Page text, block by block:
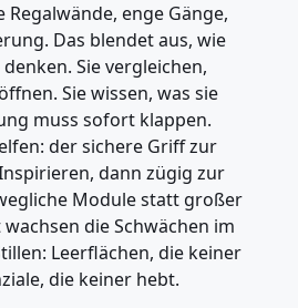
Regalwände, enge Gänge,
Das blendet aus, wie
Sie vergleichen,
Sie wissen, was sie
muss sofort klappen.
der sichere Griff zur
dann zügig zur
Module statt großer
die Schwächen im
Leerflächen, die keiner
die keiner hebt.